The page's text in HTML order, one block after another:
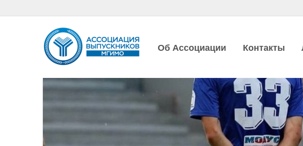
Об Ассоциации Контакты